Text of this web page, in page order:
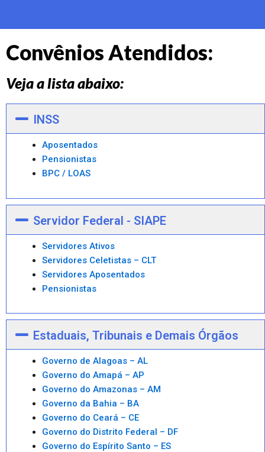
Convênios Atendidos:
Veja a lista abaixo:
INSS
Aposentados
Pensionistas
BPC / LOAS
Servidor Federal - SIAPE
Servidores Ativos
Servidores Celetistas – CLT
Servidores Aposentados
Pensionistas
Estaduais, Tribunais e Demais Órgãos
Governo de Alagoas – AL
Governo do Amapá – AP
Governo do Amazonas – AM
Governo da Bahia – BA
Governo do Ceará – CE
Governo do Distrito Federal – DF
Governo do Espírito Santo – ES